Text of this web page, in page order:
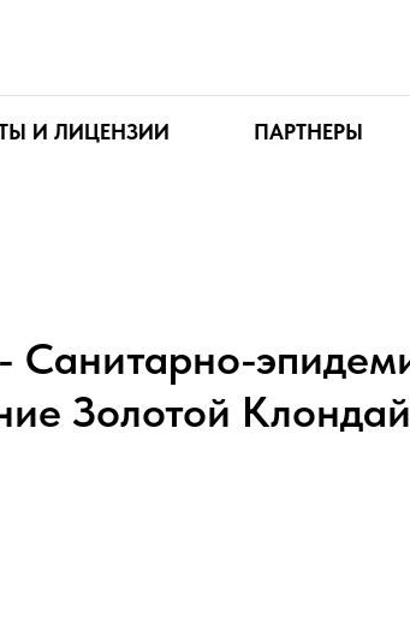
И ЛИЦЕНЗИИ ПАРТНЕРЫ
Золотой